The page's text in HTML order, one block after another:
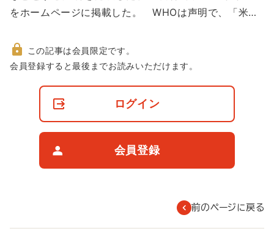
をホームページに掲載した。 WHOは声明で、「米…
非
この記事は会員限定です。
会員登録すると最後までお読みいただけます。
ログイン
会員登録
前のページに戻る